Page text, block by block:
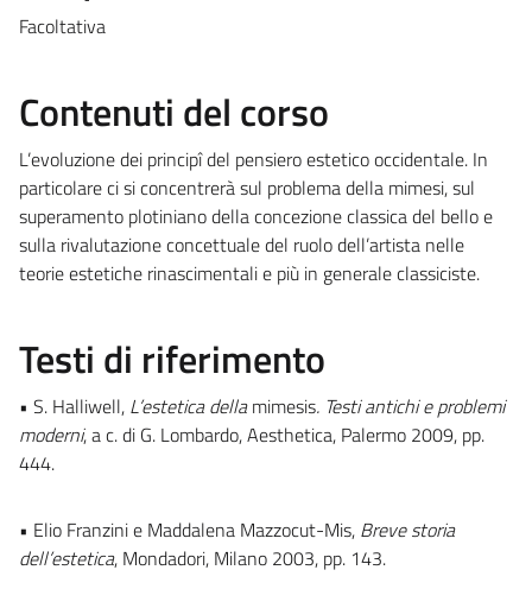
Facoltativa
Contenuti del corso
L’evoluzione dei principî del pensiero estetico occidentale. In
particolare ci si concentrerà sul problema della mimesi, sul
superamento plotiniano della concezione classica del bello e
sulla rivalutazione concettuale del ruolo dell’artista nelle
teorie estetiche rinascimentali e più in generale classiciste.
Testi di riferimento
• S. Halliwell, L’estetica dellamimesis. Testi antichi e problemi
moderni, a c. di G. Lombardo, Aesthetica, Palermo 2009, pp.
444.
• Elio Franzini e Maddalena Mazzocut-Mis, Breve storia
dell’estetica, Mondadori, Milano 2003, pp. 143.